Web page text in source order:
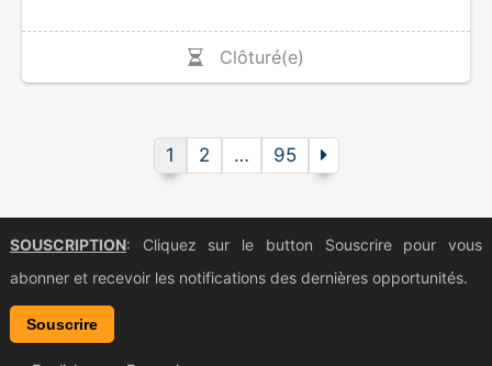
Clôturé(e)
1 2 … 95
SOUSCRIPTION: Cliquez sur le button Souscrire pour vous
abonner et recevoir les notifications des dernières opportunités.
Souscrire